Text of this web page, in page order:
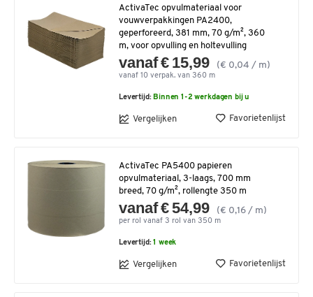
ActivaTec opvulmateriaal voor
vouwverpakkingen PA2400,
geperforeerd, 381 mm, 70 g/m², 360
m, voor opvulling en holtevulling
vanaf € 15,99 (€ 0,04 / m)
vanaf 10 verpak. van 360 m
Levertijd: Binnen 1-2 werkdagen bij u
Vergelijken Favorietenlijst
ActivaTec PA5400 papieren
opvulmateriaal, 3-laags, 700 mm
breed, 70 g/m², rollengte 350 m
vanaf € 54,99 (€ 0,16 / m)
per rol vanaf 3 rol van 350 m
Levertijd:1 week
Vergelijken Favorietenlijst